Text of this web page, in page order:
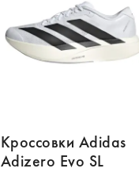
Кроссовки Adidas
Adizero Evo SL